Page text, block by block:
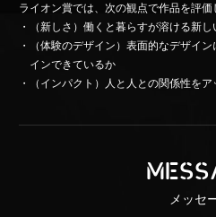
ライオン賞では、次の観点で作品を評価
（新しさ）働くと暮らすが溶ける新
（体験のデザイン）表面的なデザイ
インできているか
（インパクト）人と人との関係性を
メッセ